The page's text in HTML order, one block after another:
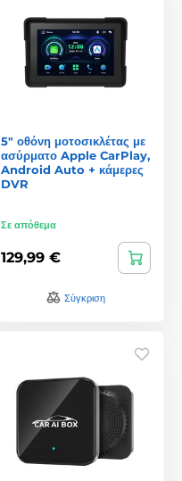
5" οθόνη μοτοσικλέτας με
ασύρματο Apple CarPlay,
Android Auto + κάμερες
DVR
Σε απόθεμα
129,99 €
Σύγκριση